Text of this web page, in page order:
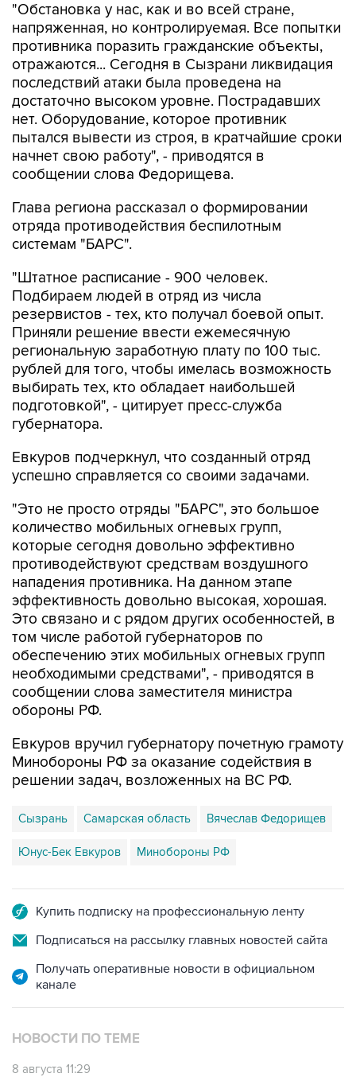
"Обстановка у нас, как и во всей стране,
напряженная, но контролируемая. Все попытки
противника поразить гражданские объекты,
отражаются... Сегодня в Сызрани ликвидация
последствий атаки была проведена на
достаточно высоком уровне. Пострадавших
нет. Оборудование, которое противник
пытался вывести из строя, в кратчайшие сроки
начнет свою работу", - приводятся в
сообщении слова Федорищева.
Глава региона рассказал о формировании
отряда противодействия беспилотным
системам "БАРС".
"Штатное расписание - 900 человек.
Подбираем людей в отряд из числа
резервистов - тех, кто получал боевой опыт.
Приняли решение ввести ежемесячную
региональную заработную плату по 100 тыс.
рублей для того, чтобы имелась возможность
выбирать тех, кто обладает наибольшей
подготовкой", - цитирует пресс-служба
губернатора.
Евкуров подчеркнул, что созданный отряд
успешно справляется со своими задачами.
"Это не просто отряды "БАРС", это большое
количество мобильных огневых групп,
которые сегодня довольно эффективно
противодействуют средствам воздушного
нападения противника. На данном этапе
эффективность довольно высокая, хорошая.
Это связано и с рядом других особенностей, в
том числе работой губернаторов по
обеспечению этих мобильных огневых групп
необходимыми средствами", - приводятся в
сообщении слова заместителя министра
обороны РФ.
Евкуров вручил губернатору почетную грамоту
Минобороны РФ за оказание содействия в
решении задач, возложенных на ВС РФ.
Сызрань Самарская область Вячеслав Федорищев
Юнус-Бек Евкуров Минобороны РФ
Купить подписку на профессиональную ленту
Подписаться на рассылку главных новостей сайта
Получать оперативные новости в официальном
канале
НОВОСТИ ПО ТЕМЕ
8 августа 11:29